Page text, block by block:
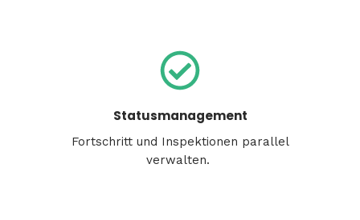
Statusmanagement
Fortschritt und Inspektionen parallel
verwalten.